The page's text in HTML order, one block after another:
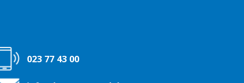
023 77 43 00